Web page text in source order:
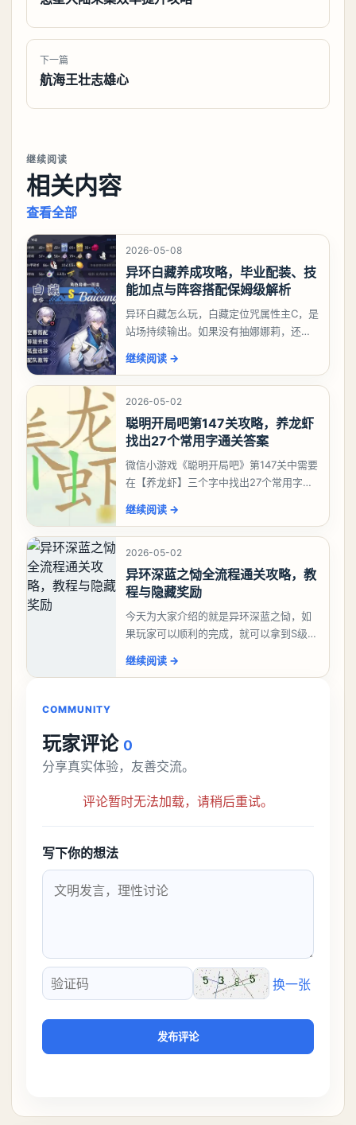
下一篇
航海王壮志雄心
继续阅读
相关内容
查看全部
2026-05-08
异环白藏养成攻略，毕业配装、技
能加点与阵容搭配保姆级解析
异环白藏怎么玩，白藏定位咒属性主C，是
站场持续输出。如果没有抽娜娜莉，还没
有娜娜莉缺另外一个二队C想打深渊也可以
考虑养个白藏
继续阅读 →
2026-05-02
聪明开局吧第147关攻略，养龙虾
找出27个常用字通关答案
微信小游戏《聪明开局吧》第147关中需要
在【养龙虾】三个字中找出27个常用字，
大、夫、夰、巾、中、虫、下、虾、卜、
囗、吓、卟、
继续阅读 →
2026-05-02
异环深蓝之恸全流程通关攻略，教
程与隐藏奖励
今天为大家介绍的就是异环深蓝之恸，如
果玩家可以顺利的完成，就可以拿到S级弧
比较高的，对于那些新手玩家并不建议直
继续阅读 →
COMMUNITY
玩家评论 0
分享真实体验，友善交流。
评论暂时无法加载，请稍后重试。
写下你的想法
验证码
换一张
发布评论